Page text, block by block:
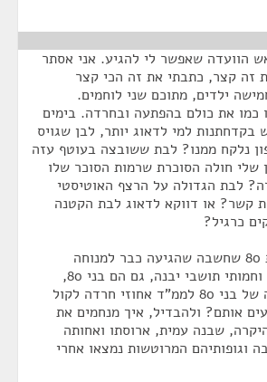
הוועדה שאפשר לי להגיע. אני אסתר
זה קצר, כתבתי את זה הכי קצר
ילדים, מתוכם שני לוחמים.
כמו את כולם בהפתעה ובחרדה. בימים
למי לדאוג יותר, לבן שגויס
נלקח ממנו? לבת ששובצה בעוטף עזה
שלי חולה הסוכרת שרמות הסוכר שלו
לבת הגדולה על הרצף האוטיסטי
קשר? או דווקא לדאוג לבת הקטנה
כרגיל?
ומה עם אמא שלי בת 80 שחשבה שהגיעה כבר למנוחה
ולנחלה? מה עם חמי וחמותי תושבי יבנה, גם הם בני 80,
שרצים בריצה מהירה של בני 80 לממ"ד אחוזי חרדה לקול
אותם? ולהבדיל, איך מנחמים את
שבנה עמית, ארוסתו ואחותה
וגופותיהם המרוטשות נמצאו אחרי